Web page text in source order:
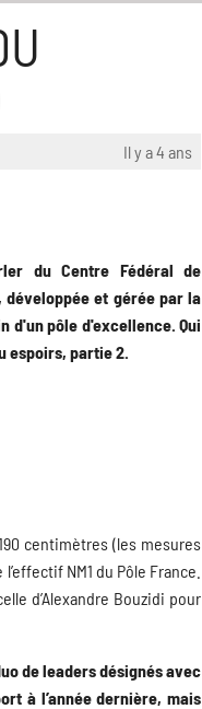
Il y a 4 ans
du Centre Fédéral de
développée et gérée par la
d'un pôle d'excellence. Qui
espoirs, partie 2.
centimètres (les mesures
NM1 du Pôle France.
d’Alexandre Bouzidi pour
de leaders désignés avec
à l’année dernière, mais